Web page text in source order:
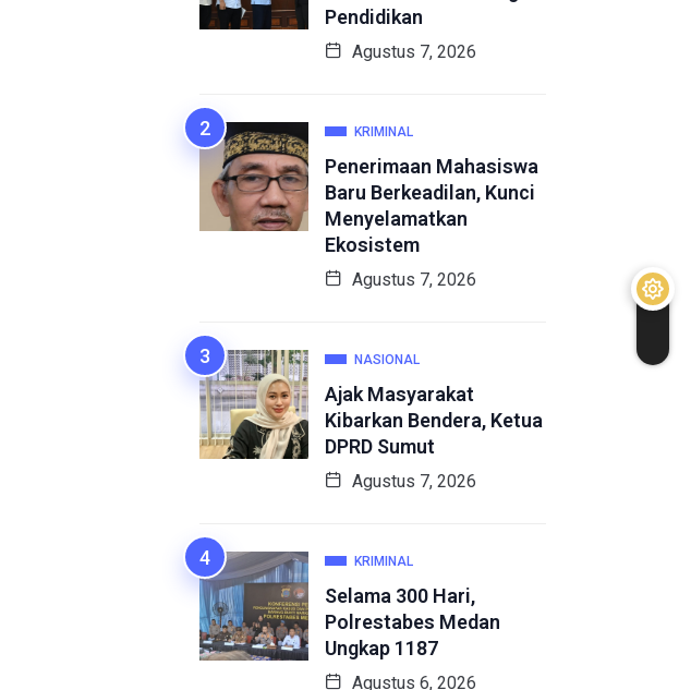
Pendidikan
Agustus 7, 2026
KRIMINAL
Penerimaan Mahasiswa
Baru Berkeadilan, Kunci
Menyelamatkan
Ekosistem
Agustus 7, 2026
NASIONAL
Ajak Masyarakat
Kibarkan Bendera, Ketua
DPRD Sumut
Agustus 7, 2026
KRIMINAL
Selama 300 Hari,
Polrestabes Medan
Ungkap 1187
Agustus 6, 2026